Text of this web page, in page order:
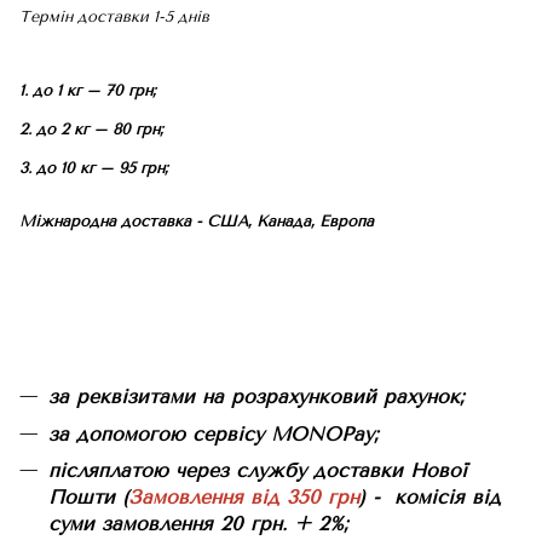
Термін доставки 1-5 днів
1. до 1 кг – 70 грн;
2. до 2 кг – 80 грн;
3. до 10 кг – 95 грн;
Міжнародна доставка - США, Канада, Европа
за реквізитами на розрахунковий рахунок;
за допомогою сервісу MONOPay;
післяплатою через службу доставки Нової
Пошти (Замовлення від 350 грн) - комісія від
суми замовлення 20 грн. + 2%;